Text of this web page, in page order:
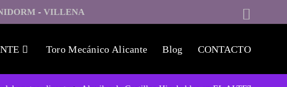
- VILLENA
Toro Mecánico Alicante Blog CONTACTO